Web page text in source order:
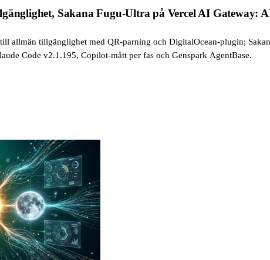
Sakana Fugu-Ultra på Vercel AI Gateway:
allmän tillgänglighet med QR-parning och DigitalOcean-plugin;
Code v2.1.195, Copilot-mått per fas och Genspark AgentBase.